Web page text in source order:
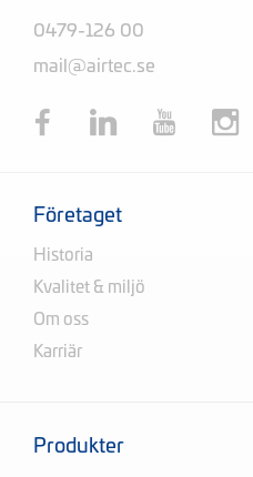
0479-126 00
mail@airtec.se
Företaget
Historia
Kvalitet & miljö
Om oss
Karriär
Produkter